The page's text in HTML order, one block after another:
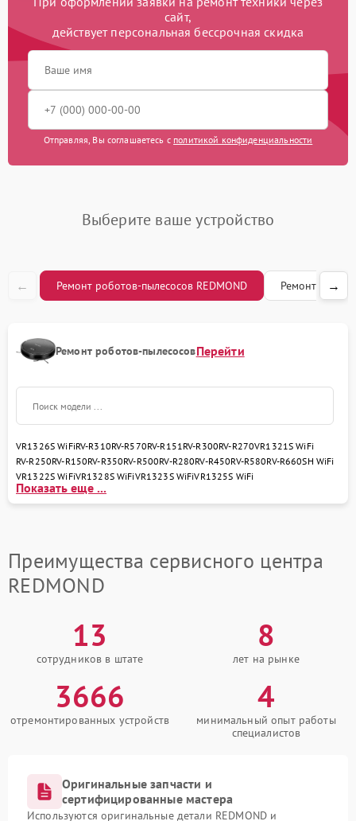
сайт,
действует персональная бессрочная скидка
Отправляя, Вы соглашаетесь с политикой конфиденциальности
Выберите ваше устройство
← Ремонт роботов-пылесосов REDMOND Ремонт →
Ремонт роботов-пылесосовПерейти
VR1326S WiFiRV-R310RV-R570RV-R151RV-R300RV-R270VR1321S WiFi
RV-R250RV-R150RV-R350RV-R500RV-R280RV-R450RV-R580RV-R660SH WiFi
VR1322S WiFiVR1328S WiFiVR1323S WiFiVR1325S WiFi
Показать еще ...
Преимущества сервисного центра
REDMOND
13
сотрудников в штате
8
лет на рынке
3666
отремонтированных устройств
4
минимальный опыт работы
специалистов
Оригинальные запчасти и
сертифицированные мастера
Используются оригинальные детали REDMOND и